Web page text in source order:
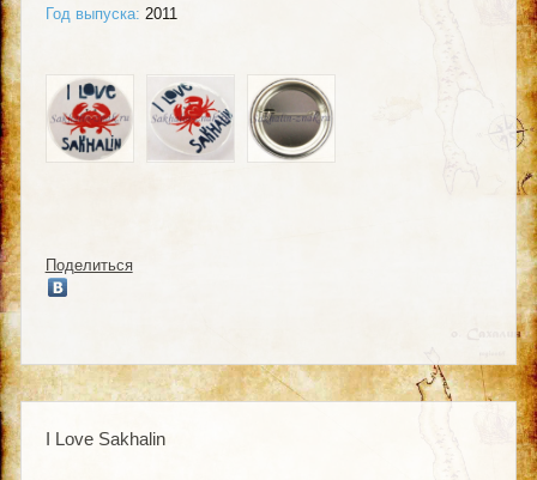
Год выпуска: 2011
Поделиться
I Love Sakhalin